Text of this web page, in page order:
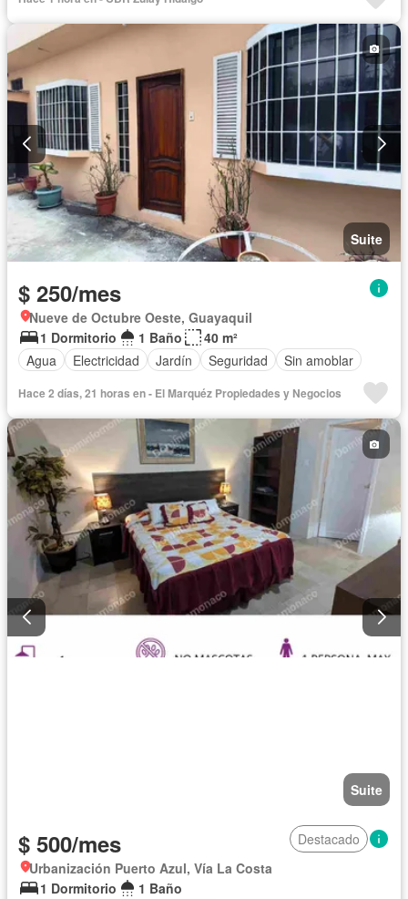
Cancha de tenis
Wifi Completamente amoblado
Suite
$ 250/mes
Nueve de Octubre Oeste, Guayaquil
1 Dormitorio
1 Baño
40 m²
Agua
Electricidad Jardín Seguridad Sin amoblar
Hace 2 días, 21 horas en - El Marquéz Propiedades y Negocios
Suite
$ 500/mes
Destacado
Urbanización Puerto Azul, Vía La Costa
1 Dormitorio
1 Baño